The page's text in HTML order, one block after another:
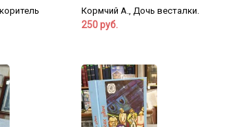
Кормчий А., Дочь весталки.
250 руб.